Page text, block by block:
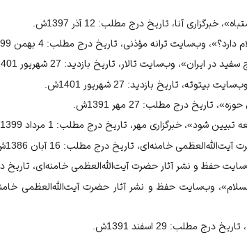
دارد؟»، وب‌سایت ترانه مؤذنی.
وب‌سایت بیتوته.
خبرگزاری آنا.
با تأكيد بر سياست جمعيتي اخير ايران»، 1392ش، ج14، ص7.
وب‌سایت حفظ و نشر آثار حضرت آيت‌الله‌العظمی خامنه‌ای.
تبیین شود»، خبرگزاری مهر.
آنا، تاریخ درج مطلب: 12 آذر 1397ش.
وب‌سایت ترانه مؤذنی، تاریخ درج مطلب: 4 بهمن 1399ش.
وب‌سایت تالار، تاریخ بازدید: 27 شهریور 1401ش.
تاریخ بازدید: 27 شهریور 1401ش.
تاریخ درج مطلب: 27 مهر 1391ش.
شود»، خبرگزاری مهر، تاریخ درج مطلب: 1 مرداد 1399ش.
خامنه‌ای، تاریخ درج مطلب: 16 آبان 1386ش.
حفظ و نشر آثار حضرت آيت‌الله‌العظمی خامنه‌ای، تاریخ درج مطلب:
مطلب: 29 اسفند 1391ش.